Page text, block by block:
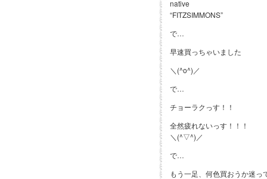
native
“FITZSIMMONS”
で…
早速買っちゃいました
＼(^o^)／
で…
チョーラクっす！！
全然疲れないっす！！！
＼(^▽^)／
で…
もう一足、何色買おうか迷っ